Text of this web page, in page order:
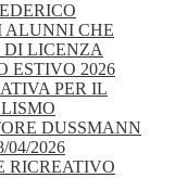
ALUNNI CHE
DI LICENZA
ESTIVO 2026
PER IL
DUSSMANN
04/2026
RICREATIVO